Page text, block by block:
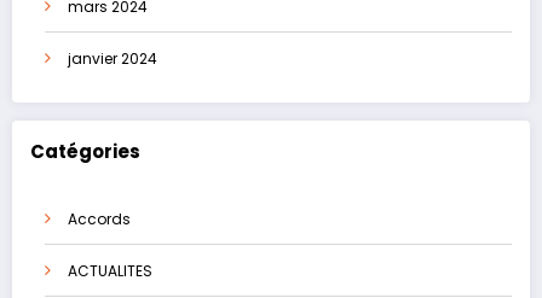
mars 2024
janvier 2024
Catégories
Accords
ACTUALITES